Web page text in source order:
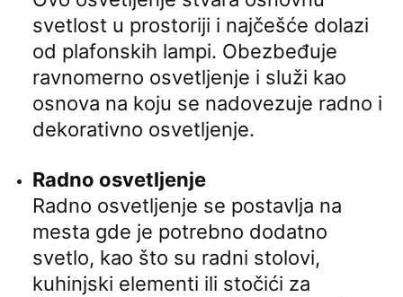
svetlost u prostoriji i najčešće dolazi
od plafonskih lampi. Obezbeđuje
ravnomerno osvetljenje i služi kao
osnova na koju se nadovezuje radno i
dekorativno osvetljenje.
Radno osvetljenje
Radno osvetljenje se postavlja na
mesta gde je potrebno dodatno
svetlo, kao što su radni stolovi,
kuhinjski elementi ili stočići za